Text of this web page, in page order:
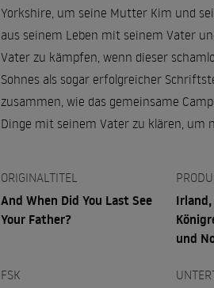
Yorkshire, um seine Mutter Kim und
aus seinem Leben mit seinem Vater
Vater zu kämpfen, wenn dieser
Sohnes als sogar erfolgreicher
zusammen, wie das gemeinsame
Dinge mit seinem Vater zu klären,
ORIGINALTITEL
And When Did You Last See
Your Father?
und
FSK